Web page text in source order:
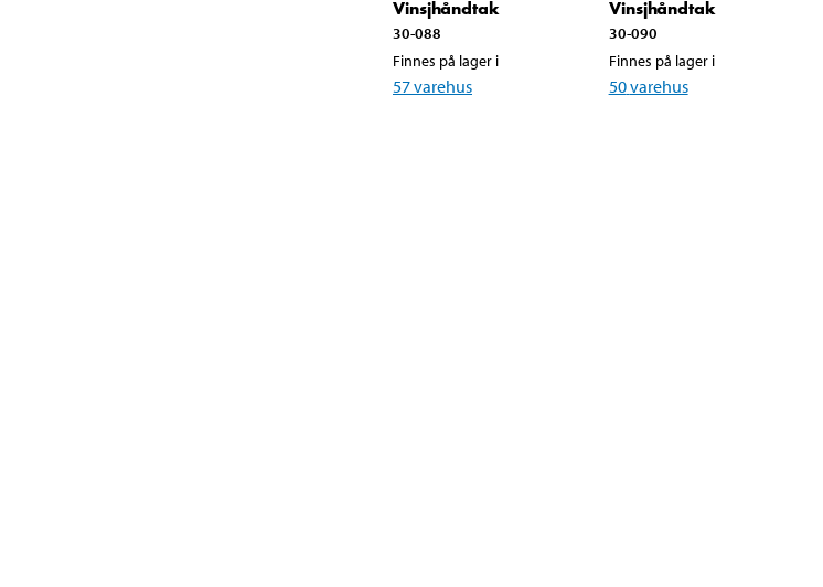
Vinsjhåndtak
30-088
Finnes på lager i
57varehus
Vinsjhåndtak
30-090
Finnes på lager i
50varehus